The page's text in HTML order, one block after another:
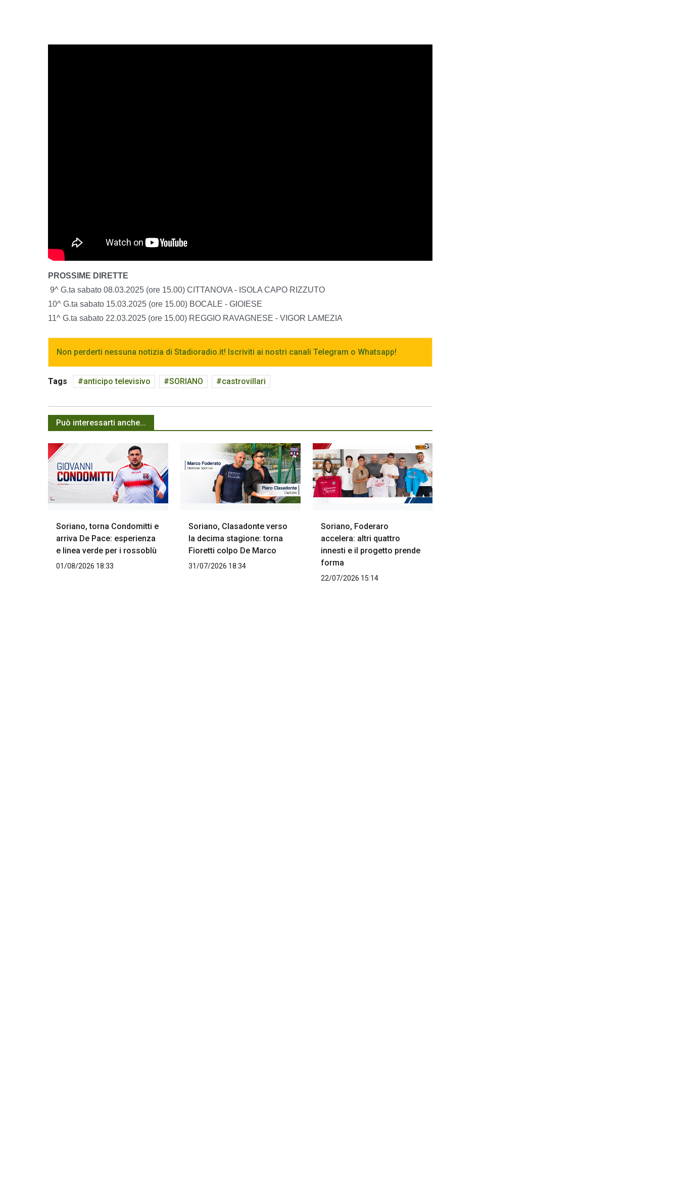
PROSSIME DIRETTE
9^ G.ta sabato 08.03.2025 (ore 15.00) CITTANOVA - ISOLA CAPO RIZZUTO
10^ G.ta sabato 15.03.2025 (ore 15.00) BOCALE - GIOIESE
11^ G.ta sabato 22.03.2025 (ore 15.00) REGGIO RAVAGNESE - VIGOR LAMEZIA
Non perderti nessuna notizia di Stadioradio.it! Iscriviti ai nostri canali Telegram o Whatsapp!
Tags anticipo televisivo SORIANO castrovillari
Può interessarti anche...
Soriano, torna Condomitti e
arriva De Pace: esperienza
e linea verde per i rossoblù
01/08/2026 18:33
Soriano, Clasadonte verso
la decima stagione: torna
Fioretti colpo De Marco
31/07/2026 18:34
Soriano, Foderaro
accelera: altri quattro
innesti e il progetto prende
forma
22/07/2026 15:14